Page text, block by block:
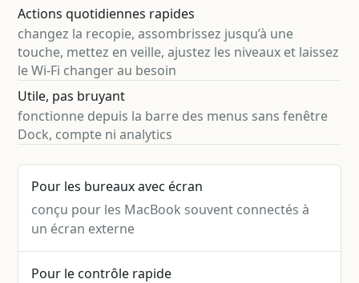
Actions quotidiennes rapides
changez la recopie, assombrissez jusqu’à une
touche, mettez en veille, ajustez les niveaux et laissez
le Wi-Fi changer au besoin
Utile, pas bruyant
fonctionne depuis la barre des menus sans fenêtre
Dock, compte ni analytics
Pour les bureaux avec écran
conçu pour les MacBook souvent connectés à
un écran externe
Pour le contrôle rapide